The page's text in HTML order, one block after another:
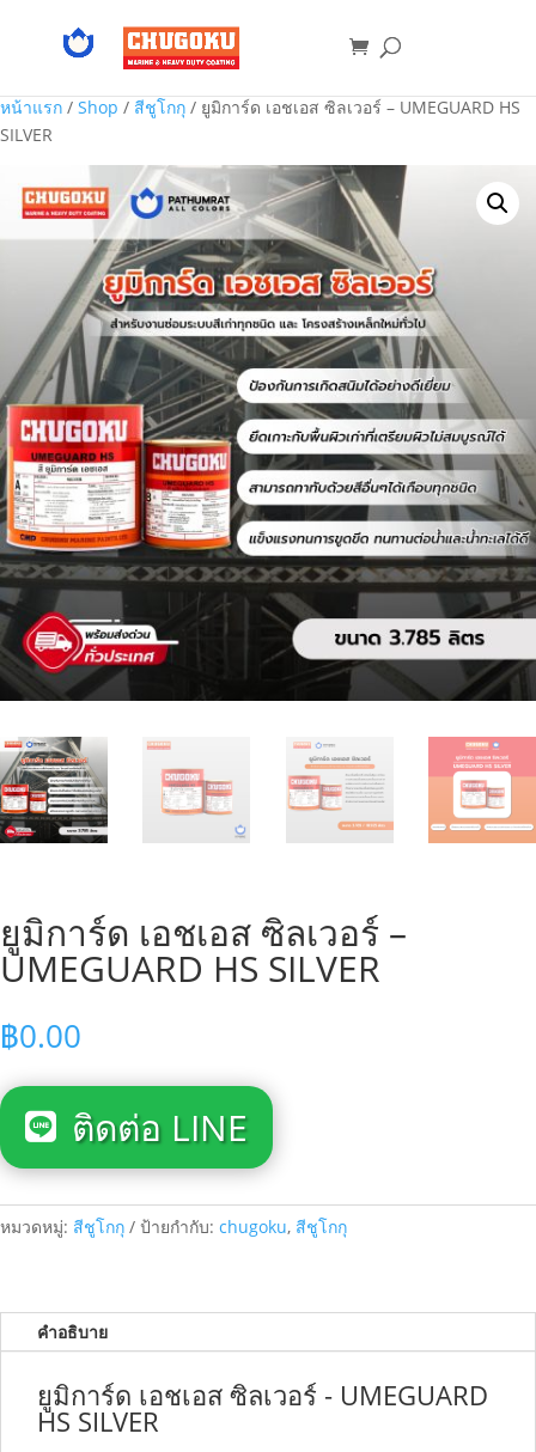
หน้าแรก / Shop / สีชูโกกุ / ยูมิการ์ด เอชเอส ซิลเวอร์ – UMEGUARD HS
SILVER
ยูมิการ์ด เอชเอส ซิลเวอร์ –
UMEGUARD HS SILVER
฿0.00
ติดต่อ LINE
หมวดหมู่: สีชูโกกุ ป้ายกำกับ: chugoku, สีชูโกกุ
คำอธิบาย
ยูมิการ์ด เอชเอส ซิลเวอร์ - UMEGUARD
HS SILVER